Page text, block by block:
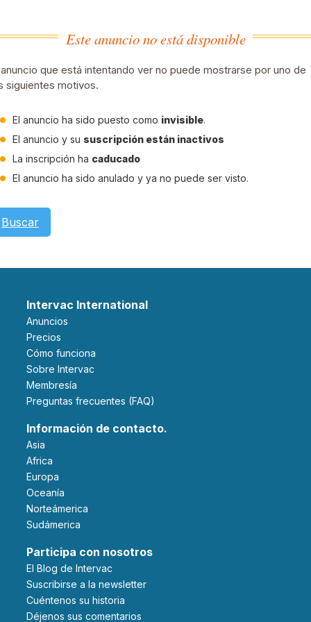
Este anuncio no está disponible
que está intentando ver no puede mostrarse por uno de
siguientes motivos.
El anuncio ha sido puesto como invisible.
El anuncio y su suscripción están inactivos
La inscripción ha caducado
El anuncio ha sido anulado y ya no puede ser visto.
Buscar
Intervac International
Anuncios
Precios
Cómo funciona
Sobre Intervac
Membresía
Preguntas frecuentes (FAQ)
Información de contacto.
Asia
Africa
Europa
Oceanía
Norteámerica
Sudámerica
Participa con nosotros
El Blog de Intervac
Suscribirse a la newsletter
Cuéntenos su historia
Déjenos sus comentarios